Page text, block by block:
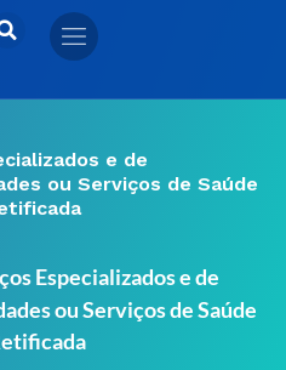
e de
ou Serviços de Saúde
Especializados e de
ou Serviços de Saúde